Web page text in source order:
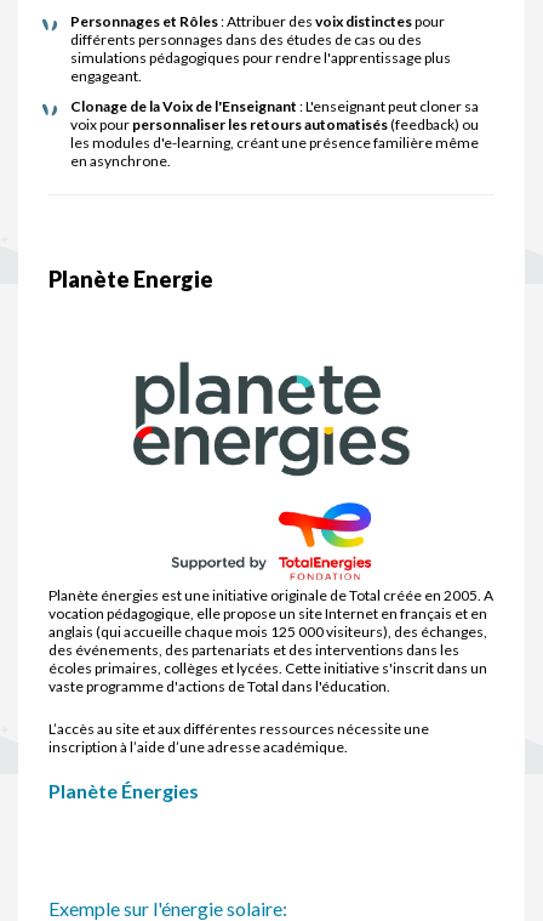
Personnages et Rôles: Attribuer des voix distinctespour
différents personnages dans des études de cas ou des
simulations pédagogiques pour rendre l'apprentissage plus
engageant.
Clonage de la Voix de l'Enseignant : L'enseignant peut cloner sa
voix pour personnaliser les retours automatisés(feedback) ou
les modules d'e-learning, créant une présence familière même
en asynchrone.
Planète Energie
Planète énergies est une initiative originale de Total créée en 2005. A
vocation pédagogique, elle propose un site Internet en français et en
anglais (qui accueille chaque mois 125 000 visiteurs), des échanges,
des événements, des partenariats et des interventions dans les
écoles primaires, collèges et lycées. Cette initiative s'inscrit dans un
vaste programme d'actions de Total dans l'éducation.
L’accès au site et aux différentes ressources nécessite une
inscription à l’aide d’une adresse académique.
Planète Énergies
Exemple sur l'énergie solaire: